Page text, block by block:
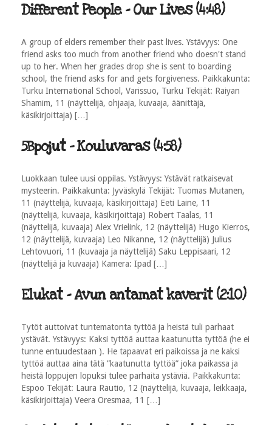
Different People - Our Lives (4:48)
A group of elders remember their past lives. Ystävyys: One
friend asks too much from another friend who doesn't stand
up to her. When her grades drop she is sent to boarding
school, the friend asks for and gets forgiveness. Paikkakunta:
Turku International School, Varissuo, Turku Tekijät: Raiyan
Shamim, 11 (näyttelijä, ohjaaja, kuvaaja, äänittäjä,
käsikirjoittaja) […]
5Bpojut - Kouluvaras (4:58)
Luokkaan tulee uusi oppilas. Ystävyys: Ystävät ratkaisevat
mysteerin. Paikkakunta: Jyväskylä Tekijät: Tuomas Mutanen,
11 (näyttelijä, kuvaaja, käsikirjoittaja) Eeti Laine, 11
(näyttelijä, kuvaaja, käsikirjoittaja) Robert Taalas, 11
(näyttelijä, kuvaaja) Alex Vrielink, 12 (näyttelijä) Hugo Kierros,
12 (näyttelijä, kuvaaja) Leo Nikanne, 12 (näyttelijä) Julius
Lehtovuori, 11 (kuvaaja ja näyttelijä) Saku Leppisaari, 12
(näyttelijä ja kuvaaja) Kamera: Ipad […]
Elukat - Avun antamat kaverit (2:10)
Tytöt auttoivat tuntematonta tyttöä ja heistä tuli parhaat
ystävät. Ystävyys: Kaksi tyttöä auttaa kaatunutta tyttöä (he ei
tunne entuudestaan ). He tapaavat eri paikoissa ja ne kaksi
tyttöä auttaa aina tätä ”kaatunutta tyttöä” joka paikassa ja
heistä loppujen lopuksi tulee parhaita ystäviä. Paikkakunta:
Espoo Tekijät: Laura Rautio, 12 (näyttelijä, kuvaaja, leikkaaja,
käsikirjoittaja) Veera Oresmaa, 11 […]